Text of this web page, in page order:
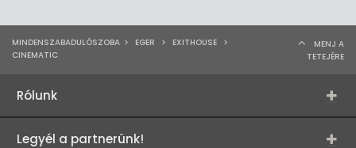
MINDENSZABADULÓSZOBA > EGER > EXITHOUSE >
CINEMATIC
MENJ A
TETEJÉRE
Rólunk
Legyél a partnerünk!